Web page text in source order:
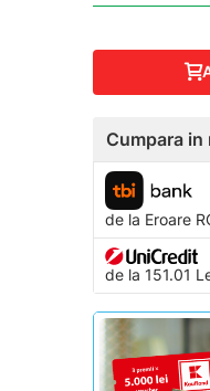
Cumpara in
de la Eroare
de la 151.01